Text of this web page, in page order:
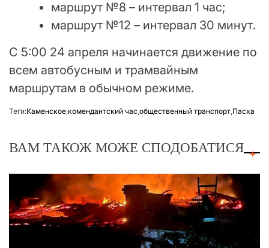
маршрут №8 – интервал 1 час;
маршрут №12 – интервал 30 минут.
С 5:00 24 апреля начинается движение по
всем автобусным и трамвайным
маршрутам в обычном режиме.
Теґи:Каменское комендантский час общественный транспорт Пасха
ВАМ ТАКОЖ МОЖЕ СПОДОБАТИСЯ